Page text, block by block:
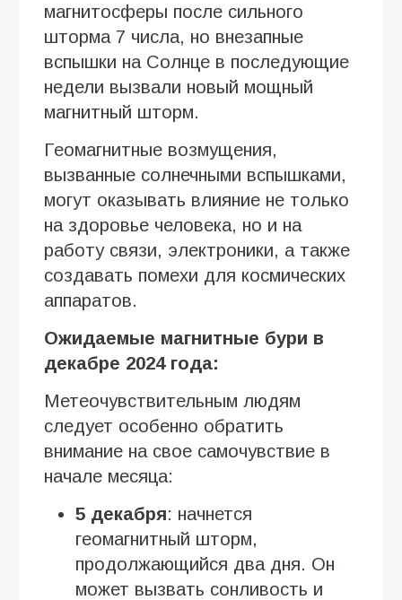
магнитосферы после сильного
шторма 7 числа, но внезапные
вспышки на Солнце в последующие
недели вызвали новый мощный
магнитный шторм.
Геомагнитные возмущения,
вызванные солнечными вспышками,
могут оказывать влияние не только
на здоровье человека, но и на
работу связи, электроники, а также
создавать помехи для космических
аппаратов.
Ожидаемые магнитные бури в
декабре 2024 года:
Метеочувствительным людям
следует особенно обратить
внимание на свое самочувствие в
начале месяца:
5 декабря: начнется
геомагнитный шторм,
продолжающийся два дня. Он
может вызвать сонливость и